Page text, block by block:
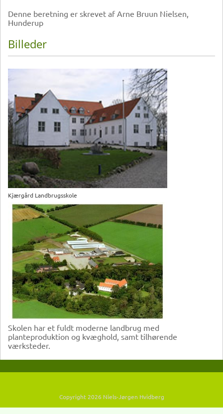
Denne beretning er skrevet af Arne Bruun Nielsen,
Hunderup
Billeder
Kjærgård Landbrugsskole
Skolen har et fuldt moderne landbrug med
planteproduktion og kvæghold, samt tilhørende
værksteder.
Copyright 2026 Niels-Jørgen Hvidberg